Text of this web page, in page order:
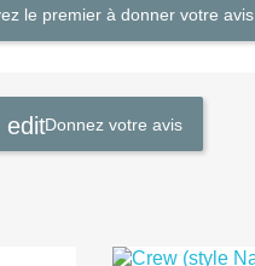
le premier à donner votre avis
Donnez votre avis